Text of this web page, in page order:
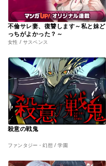
不倫サレ妻、復讐します～私と妹ど
っちがよかった？～
女性 / サスペンス
殺意の戦鬼
ファンタジー・幻想 / 学園